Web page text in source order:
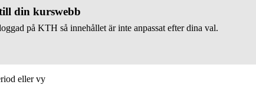
din kurswebb
på KTH så innehållet är inte anpassat efter dina val.
eller vy